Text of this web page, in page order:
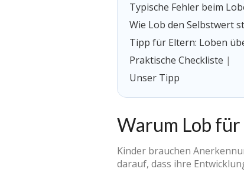
Typische Fehler beim
Wie Lob den Selbstwert
Tipp für Eltern: Loben
Praktische Checkliste |
Unser Tipp
Warum Lob
Kinder brauchen
darauf, dass ihre